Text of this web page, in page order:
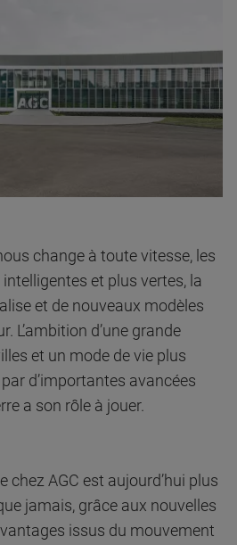
change à toute vitesse, les
et plus vertes, la
et de nouveaux modèles
L’ambition d’une grande
et un mode de vie plus
d’importantes avancées
a son rôle à jouer.
chez AGC est aujourd’hui plus
jamais, grâce aux nouvelles
issus du mouvement